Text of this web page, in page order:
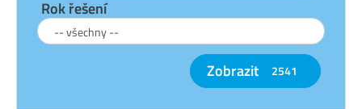
Rok řešení
Zobrazit 2541